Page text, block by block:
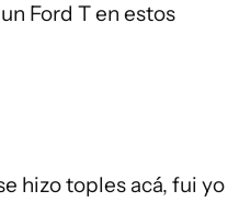
Ford T en estos
hizo toples acá, fui yo